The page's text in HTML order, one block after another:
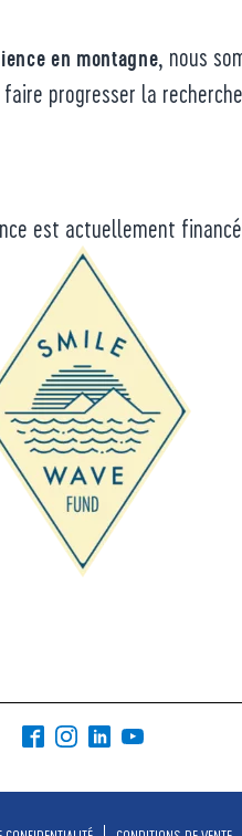
en montagne , nous
progresser la
est actuellement